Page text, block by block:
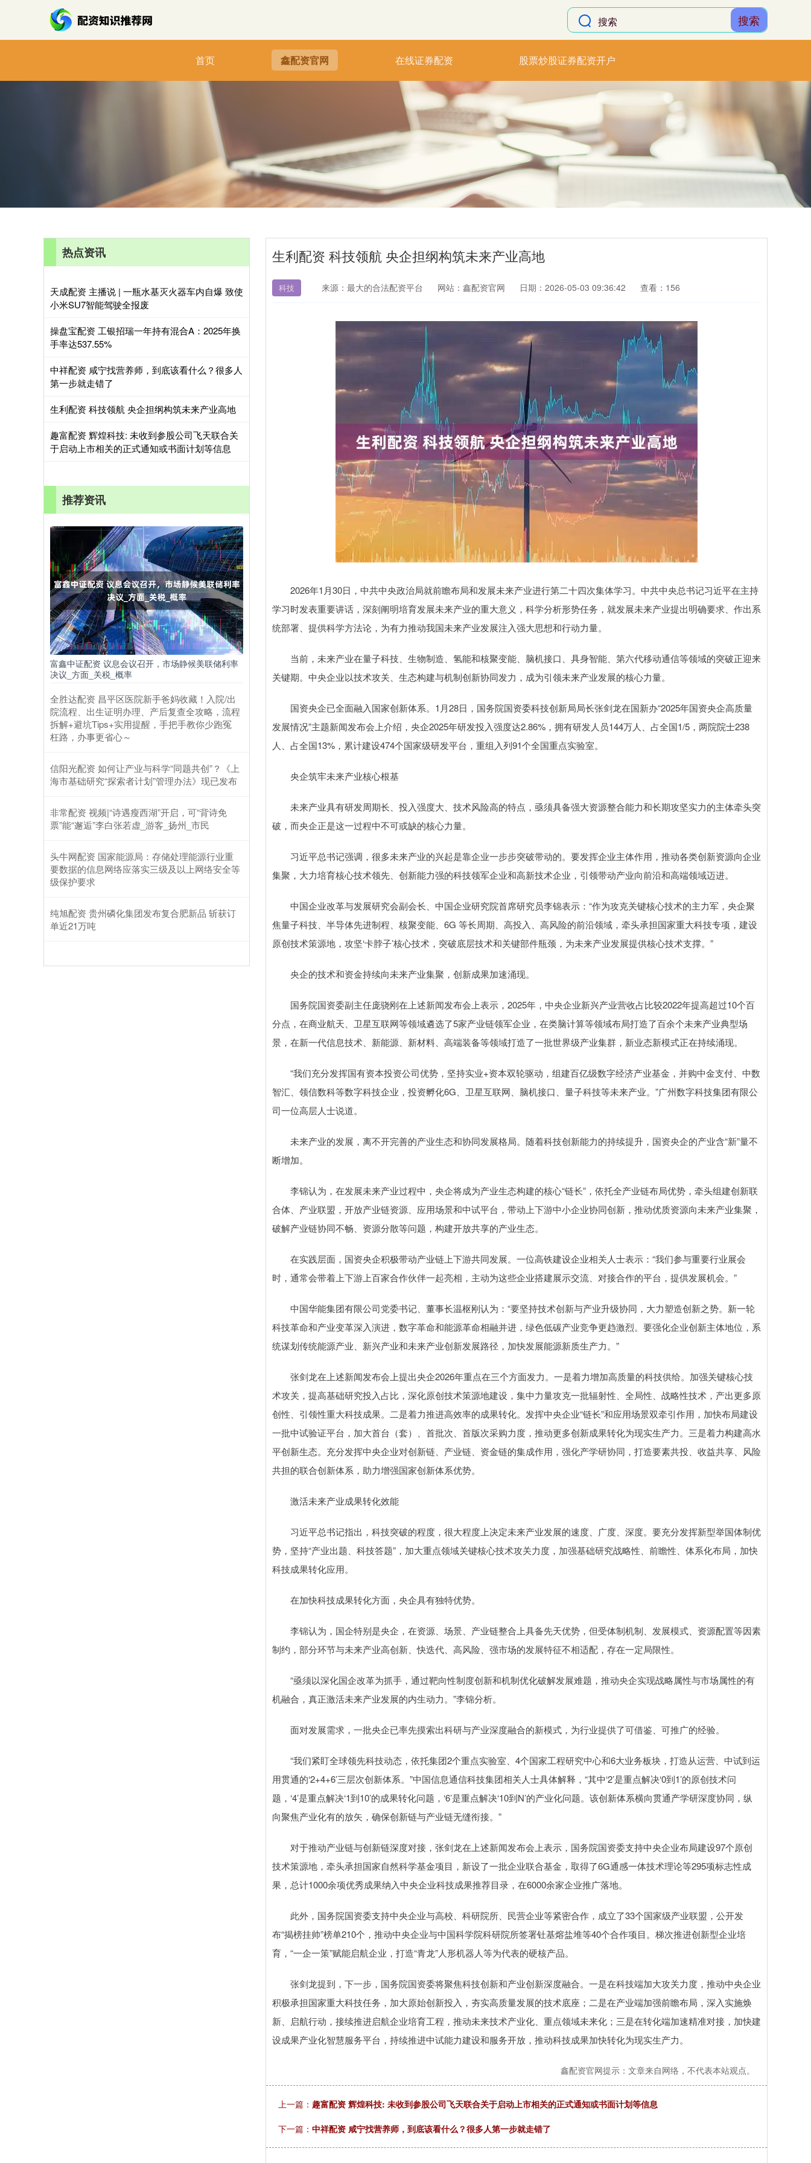
搜索
首页 鑫配资官网 在线证券配资 股票炒股证券配资开户
生利配资 科技领航 央企担纲构筑未来产业高地
科技 来源：最大的合法配资平台 网站：鑫配资官网 日期：2026-05-03 09:36:42 查看：156
2026年1月30日，中共中央政治局就前瞻布局和发展未来产业进行第二十四次集体学习。中共中央总书记习近平在主持
学习时发表重要讲话，深刻阐明培育发展未来产业的重大意义，科学分析形势任务，就发展未来产业提出明确要求、作出系
统部署、提供科学方法论，为有力推动我国未来产业发展注入强大思想和行动力量。
当前，未来产业在量子科技、生物制造、氢能和核聚变能、脑机接口、具身智能、第六代移动通信等领域的突破正迎来
关键期。中央企业以技术攻关、生态构建与机制创新协同发力，成为引领未来产业发展的核心力量。
国资央企已全面融入国家创新体系。1月28日，国务院国资委科技创新局局长张剑龙在国新办“2025年国资央企高质量
发展情况”主题新闻发布会上介绍，央企2025年研发投入强度达2.86%，拥有研发人员144万人、占全国1/5，两院院士238
人、占全国13%，累计建设474个国家级研发平台，重组入列91个全国重点实验室。
央企筑牢未来产业核心根基
未来产业具有研发周期长、投入强度大、技术风险高的特点，亟须具备强大资源整合能力和长期攻坚实力的主体牵头突
破，而央企正是这一过程中不可或缺的核心力量。
习近平总书记强调，很多未来产业的兴起是靠企业一步步突破带动的。要发挥企业主体作用，推动各类创新资源向企业
集聚，大力培育核心技术领先、创新能力强的科技领军企业和高新技术企业，引领带动产业向前沿和高端领域迈进。
中国企业改革与发展研究会副会长、中国企业研究院首席研究员李锦表示：“作为攻克关键核心技术的主力军，央企聚
焦量子科技、半导体先进制程、核聚变能、6G 等长周期、高投入、高风险的前沿领域，牵头承担国家重大科技专项，建设
原创技术策源地，攻坚‘卡脖子’核心技术，突破底层技术和关键部件瓶颈，为未来产业发展提供核心技术支撑。”
央企的技术和资金持续向未来产业集聚，创新成果加速涌现。
国务院国资委副主任庞骁刚在上述新闻发布会上表示，2025年，中央企业新兴产业营收占比较2022年提高超过10个百
分点，在商业航天、卫星互联网等领域遴选了5家产业链领军企业，在类脑计算等领域布局打造了百余个未来产业典型场
景，在新一代信息技术、新能源、新材料、高端装备等领域打造了一批世界级产业集群，新业态新模式正在持续涌现。
“我们充分发挥国有资本投资公司优势，坚持实业+资本双轮驱动，组建百亿级数字经济产业基金，并购中金支付、中数
智汇、领信数科等数字科技企业，投资孵化6G、卫星互联网、脑机接口、量子科技等未来产业。”广州数字科技集团有限公
司一位高层人士说道。
未来产业的发展，离不开完善的产业生态和协同发展格局。随着科技创新能力的持续提升，国资央企的产业含“新”量不
断增加。
李锦认为，在发展未来产业过程中，央企将成为产业生态构建的核心“链长”，依托全产业链布局优势，牵头组建创新联
合体、产业联盟，开放产业链资源、应用场景和中试平台，带动上下游中小企业协同创新，推动优质资源向未来产业集聚，
破解产业链协同不畅、资源分散等问题，构建开放共享的产业生态。
在实践层面，国资央企积极带动产业链上下游共同发展。一位高铁建设企业相关人士表示：“我们参与重要行业展会
时，通常会带着上下游上百家合作伙伴一起亮相，主动为这些企业搭建展示交流、对接合作的平台，提供发展机会。”
中国华能集团有限公司党委书记、董事长温枢刚认为：“要坚持技术创新与产业升级协同，大力塑造创新之势。新一轮
科技革命和产业变革深入演进，数字革命和能源革命相融并进，绿色低碳产业竞争更趋激烈。要强化企业创新主体地位，系
统谋划传统能源产业、新兴产业和未来产业创新发展路径，加快发展能源新质生产力。”
张剑龙在上述新闻发布会上提出央企2026年重点在三个方面发力。一是着力增加高质量的科技供给。加强关键核心技
术攻关，提高基础研究投入占比，深化原创技术策源地建设，集中力量攻克一批辐射性、全局性、战略性技术，产出更多原
创性、引领性重大科技成果。二是着力推进高效率的成果转化。发挥中央企业“链长”和应用场景双牵引作用，加快布局建设
一批中试验证平台，加大首台（套）、首批次、首版次采购力度，推动更多创新成果转化为现实生产力。三是着力构建高水
平创新生态。充分发挥中央企业对创新链、产业链、资金链的集成作用，强化产学研协同，打造要素共投、收益共享、风险
共担的联合创新体系，助力增强国家创新体系优势。
激活未来产业成果转化效能
习近平总书记指出，科技突破的程度，很大程度上决定未来产业发展的速度、广度、深度。要充分发挥新型举国体制优
势，坚持“产业出题、科技答题”，加大重点领域关键核心技术攻关力度，加强基础研究战略性、前瞻性、体系化布局，加快
科技成果转化应用。
在加快科技成果转化方面，央企具有独特优势。
李锦认为，国企特别是央企，在资源、场景、产业链整合上具备先天优势，但受体制机制、发展模式、资源配置等因素
制约，部分环节与未来产业高创新、快迭代、高风险、强市场的发展特征不相适配，存在一定局限性。
“亟须以深化国企改革为抓手，通过靶向性制度创新和机制优化破解发展难题，推动央企实现战略属性与市场属性的有
机融合，真正激活未来产业发展的内生动力。”李锦分析。
面对发展需求，一批央企已率先摸索出科研与产业深度融合的新模式，为行业提供了可借鉴、可推广的经验。
“我们紧盯全球领先科技动态，依托集团2个重点实验室、4个国家工程研究中心和6大业务板块，打造从运营、中试到运
用贯通的‘2+4+6’三层次创新体系。”中国信息通信科技集团相关人士具体解释，“其中‘2’是重点解决‘0到1’的原创技术问
题，‘4’是重点解决‘1到10’的成果转化问题，‘6’是重点解决‘10到N’的产业化问题。该创新体系横向贯通产学研深度协同，纵
向聚焦产业化有的放矢，确保创新链与产业链无缝衔接。”
对于推动产业链与创新链深度对接，张剑龙在上述新闻发布会上表示，国务院国资委支持中央企业布局建设97个原创
技术策源地，牵头承担国家自然科学基金项目，新设了一批企业联合基金，取得了6G通感一体技术理论等295项标志性成
果，总计1000余项优秀成果纳入中央企业科技成果推荐目录，在6000余家企业推广落地。
此外，国务院国资委支持中央企业与高校、科研院所、民营企业等紧密合作，成立了33个国家级产业联盟，公开发
布“揭榜挂帅”榜单210个，推动中央企业与中国科学院科研院所签署钍基熔盐堆等40个合作项目。梯次推进创新型企业培
育，“一企一策”赋能启航企业，打造“青龙”人形机器人等为代表的硬核产品。
张剑龙提到，下一步，国务院国资委将聚焦科技创新和产业创新深度融合。一是在科技端加大攻关力度，推动中央企业
积极承担国家重大科技任务，加大原始创新投入，夯实高质量发展的技术底座；二是在产业端加强前瞻布局，深入实施焕
新、启航行动，接续推进启航企业培育工程，推动未来技术产业化、重点领域未来化；三是在转化端加速精准对接，加快建
设成果产业化智慧服务平台，持续推进中试能力建设和服务开放，推动科技成果加快转化为现实生产力。
鑫配资官网提示：文章来自网络，不代表本站观点。
上一篇： 趣富配资 辉煌科技: 未收到参股公司飞天联合关于启动上市相关的正式通知或书面计划等信息
下一篇： 中祥配资 咸宁找营养师，到底该看什么？很多人第一步就走错了
热点资讯
天成配资 主播说 | 一瓶水基灭火器车内自爆 致使
小米SU7智能驾驶全报废
操盘宝配资 工银招瑞一年持有混合A：2025年换
手率达537.55%
中祥配资 咸宁找营养师，到底该看什么？很多人
第一步就走错了
生利配资 科技领航 央企担纲构筑未来产业高地
趣富配资 辉煌科技: 未收到参股公司飞天联合关
于启动上市相关的正式通知或书面计划等信息
推荐资讯
富鑫中证配资 议息会议召开，市场静候美联储利率
决议_方面_关税_概率
全胜达配资 昌平区医院新手爸妈收藏！入院/出
院流程、出生证明办理、产后复查全攻略，流程
拆解+避坑Tips+实用提醒，手把手教你少跑冤
枉路，办事更省心～
信阳光配资 如何让产业与科学“同题共创”？《上
海市基础研究“探索者计划”管理办法》现已发布
非常配资 视频|“诗遇瘦西湖”开启，可“背诗免
票”能“邂逅”李白张若虚_游客_扬州_市民
头牛网配资 国家能源局：存储处理能源行业重
要数据的信息网络应落实三级及以上网络安全等
级保护要求
纯旭配资 贵州磷化集团发布复合肥新品 斩获订
单近21万吨